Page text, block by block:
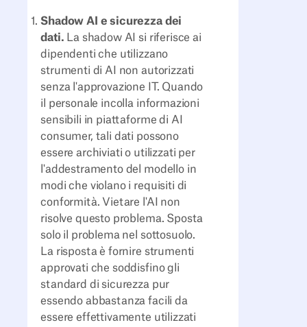
Shadow AI e sicurezza dei
dati. La shadow AI si riferisce ai
dipendenti che utilizzano
strumenti di AI non autorizzati
senza l'approvazione IT. Quando
il personale incolla informazioni
sensibili in piattaforme di AI
consumer, tali dati possono
essere archiviati o utilizzati per
l'addestramento del modello in
modi che violano i requisiti di
conformità. Vietare l'AI non
risolve questo problema. Sposta
solo il problema nel sottosuolo.
La risposta è fornire strumenti
approvati che soddisfino gli
standard di sicurezza pur
essendo abbastanza facili da
essere effettivamente utilizzati